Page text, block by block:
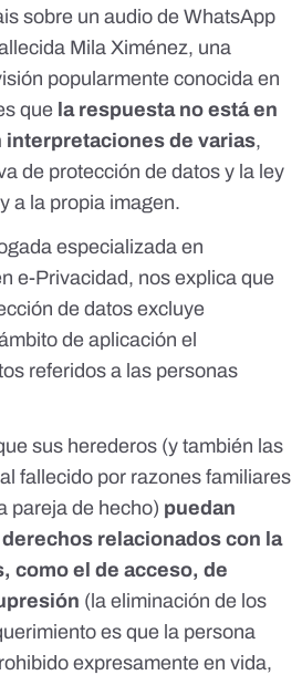
sobre un audio de WhatsApp
Mila Ximénez, una
popularmente conocida en
que la respuesta no está en
interpretaciones de varias,
de protección de datos y la ley
a la propia imagen.
especializada en
e-Privacidad, nos explica que
de datos excluye
de aplicación el
referidos a las personas
sus herederos (y también las
fallecido por razones familiares
pareja de hecho) puedan
relacionados con la
como el de acceso, de
(la eliminación de los
es que la persona
expresamente en vida,